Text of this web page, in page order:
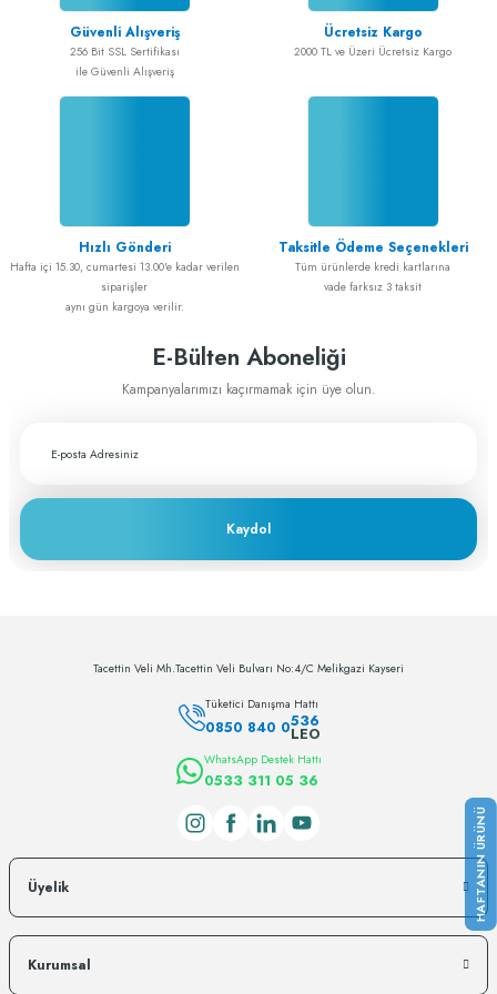
Bu ürüne benzer farklı alternatifler olmalı.
A... E... | 15/10/2025
Alışveriş sorunsuz
Cerrahiye yönelik tüm ihtiyaçlarımı
greftburada.com'dan karşılıyorum. Son
derece memnunum
Greftburada çok profesyonel bir şirket bu
sahip
Güvenli Alışveriş
256 Bit SSL Sertifikası
ile Güvenli Alışveriş
Ücretsiz Kargo
2000 TL ve Üzeri Ücretsiz Kargo
Hızlı Gönderi
Hafta içi 15.30, cumartesi 13.00'e kadar verilen
siparişler
aynı gün kargoya verilir.
Taksitle Ödeme Seçenekleri
Tüm ürünlerde kredi kartlarına
vade farksız 3 taksit
E-Bülten Aboneliği
Kampanyalarımızı kaçırmamak için üye olun.
Kaydol
Tacettin Veli Mh.Tacettin Veli Bulvarı No:4/C Melikgazi Kayseri
Tüketici Danışma Hattı
0850 840 0536
LEO
WhatsApp Destek Hattı
0533 311 05 36
Üyelik
Kurumsal